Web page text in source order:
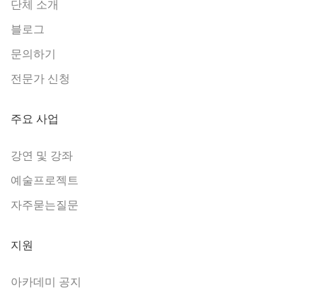
단체 소개
블로그
문의하기
전문가 신청
주요 사업
강연 및 강좌
예술프로젝트
자주묻는질문
지원
아카데미 공지